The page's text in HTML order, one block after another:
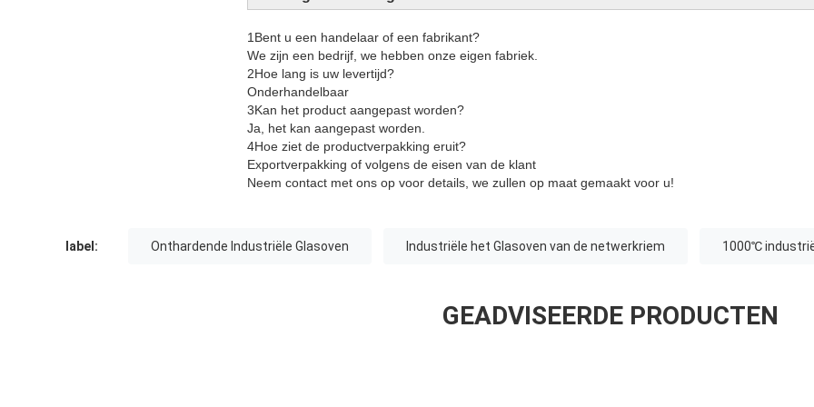
1Bent u een handelaar of een fabrikant?
We zijn een bedrijf, we hebben onze eigen fabriek.
2Hoe lang is uw levertijd?
Onderhandelbaar
3Kan het product aangepast worden?
Ja, het kan aangepast worden.
4Hoe ziet de productverpakking eruit?
Exportverpakking of volgens de eisen van de klant
Neem contact met ons op voor details, we zullen op maat gemaakt voor u!
label: Onthardende Industriële Glasoven Industriële het Glasoven van de netwerkriem 1000℃
GEADVISEERDE PRODUCTEN